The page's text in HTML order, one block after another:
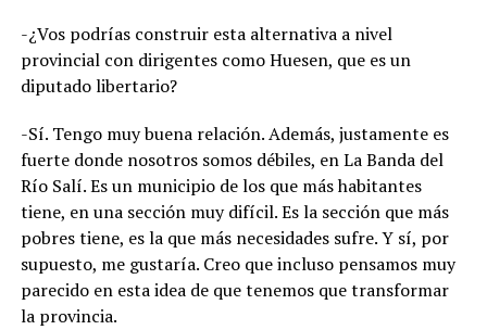
-¿Vos podrías construir esta alternativa a nivel
provincial con dirigentes como Huesen, que es un
diputado libertario?
-Sí. Tengo muy buena relación. Además, justamente es
fuerte donde nosotros somos débiles, en La Banda del
Río Salí. Es un municipio de los que más habitantes
tiene, en una sección muy difícil. Es la sección que más
pobres tiene, es la que más necesidades sufre. Y sí, por
supuesto, me gustaría. Creo que incluso pensamos muy
parecido en esta idea de que tenemos que transformar
la provincia.